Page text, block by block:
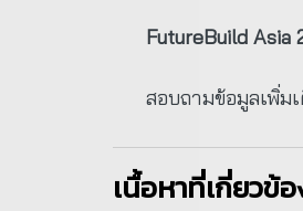
FutureBuild Asia
สอบถามข้อมูลเพิ่ม
เนื้อหาที่เกี่ยวข้